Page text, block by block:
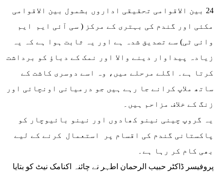
24 بین الاقوامی تحقیقی اداروں بشمول بین الاقوامی
مکئی اور گندم کی بہتری کے مرکز ( سی آئی ایم ایم
وائی ٹی) سے تصدیق شدہ ہے اور یہ ثابت ہوا ہے کہ یہ
زیادہ پیداوار دینے والا اور نمک کے دباؤ کو برداشت
کرتا ہے۔ اگلے مرحلے میں، وہ اسے دوسری کاشت کے
ساتھ ملاپ کرانے جا رہے ہیں جو درمیانی اونچائی اور
زنگ کے خلاف مزاحم ہیں۔
یہ گروپ چینی نینو کھادوں اور نینو بائیوچار کو
پاکستانی گندم کی اقسام پر استعمال کرنے کے لیے
بھی کام کر رہا ہے۔